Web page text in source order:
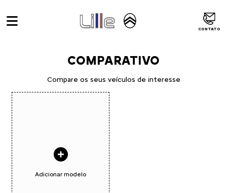
CONTATO
COMPARATIVO
Compare os seus veículos de interesse
Adicionar modelo